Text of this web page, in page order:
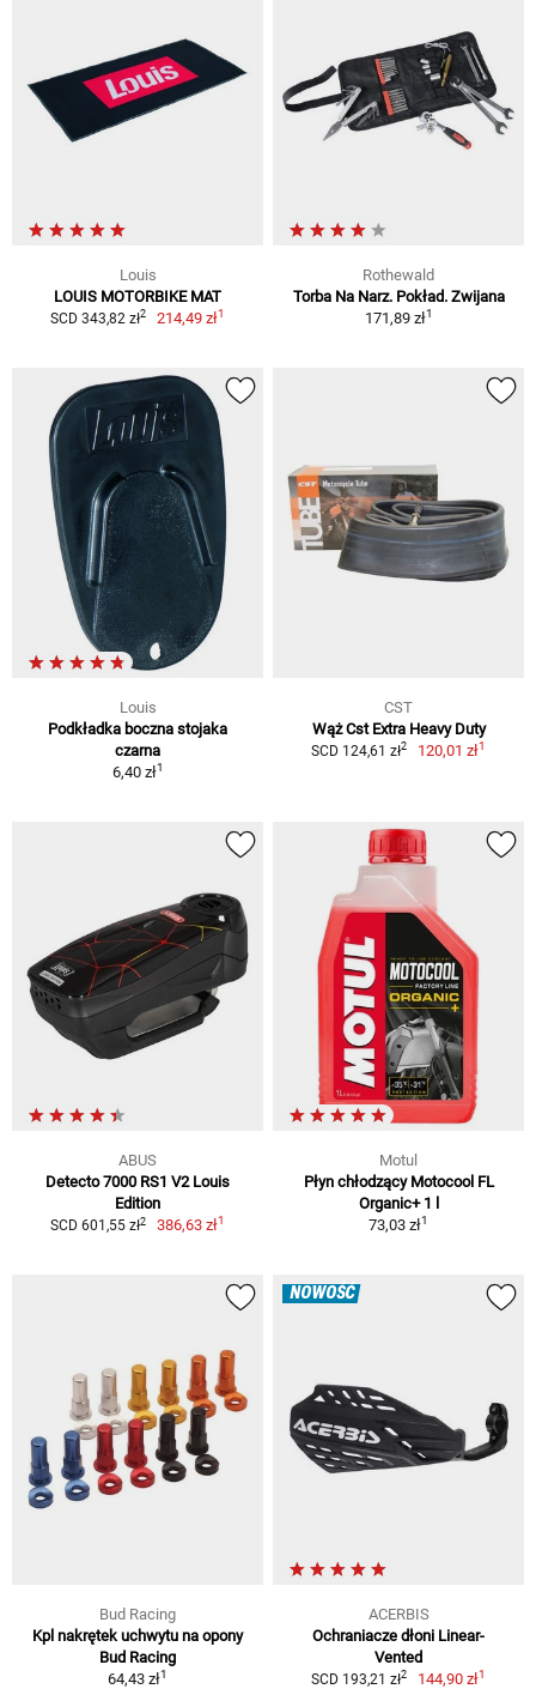
Louis
LOUIS MOTORBIKE MAT
SCD 343,82 zł2 214,49 zł1
Rothewald
Torba Na Narz. Pokład. Zwijana
171,89 zł1
Louis
Podkładka boczna stojaka
czarna
6,40 zł1
CST
Wąż Cst Extra Heavy Duty
SCD 124,61 zł2 120,01 zł1
ABUS
Detecto 7000 RS1 V2 Louis
Edition
SCD 601,55 zł2 386,63 zł1
Motul
Płyn chłodzący Motocool FL
Organic+ 1 l
73,03 zł1
Bud Racing
Kpl nakrętek uchwytu na opony
Bud Racing
64,43 zł1
NOWOŚĆ
ACERBIS
Ochraniacze dłoni Linear-
Vented
SCD 193,21 zł2 144,90 zł1